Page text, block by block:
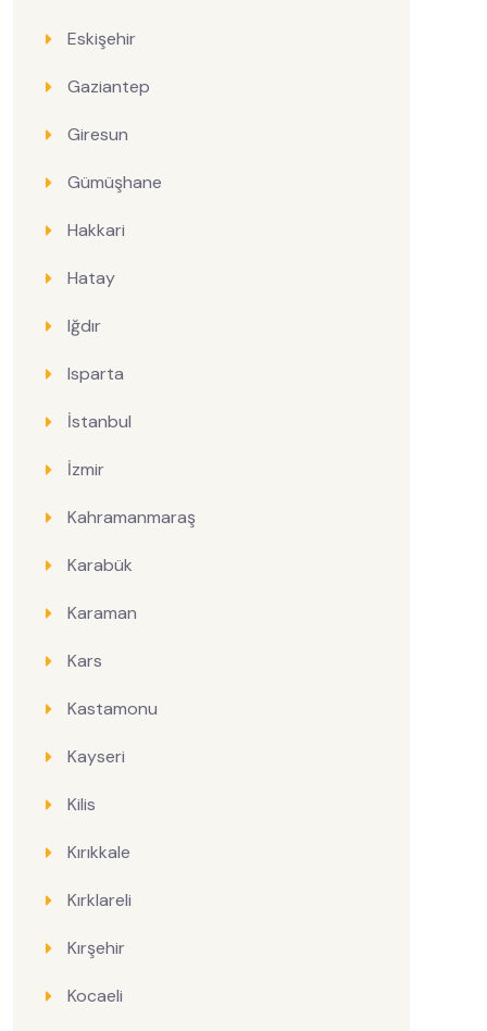
Eskişehir
Gaziantep
Giresun
Gümüşhane
Hakkari
Hatay
Iğdır
Isparta
İstanbul
İzmir
Kahramanmaraş
Karabük
Karaman
Kars
Kastamonu
Kayseri
Kilis
Kırıkkale
Kırklareli
Kırşehir
Kocaeli